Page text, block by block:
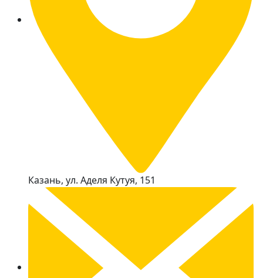
Казань, ул. Аделя Кутуя, 151